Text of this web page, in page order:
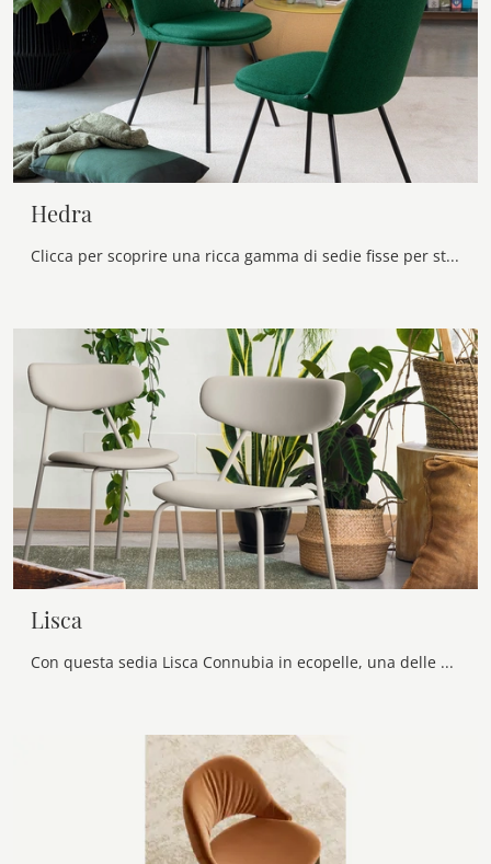
Hedra
Clicca per scoprire una ricca gamma di sedie fisse per stanze moderne: il modello Hedra di Connubia ti sta aspettando!
Lisca
Con questa sedia Lisca Connubia in ecopelle, una delle nostre sedute fisse moderne, potrai valorizzare i tuoi locali.